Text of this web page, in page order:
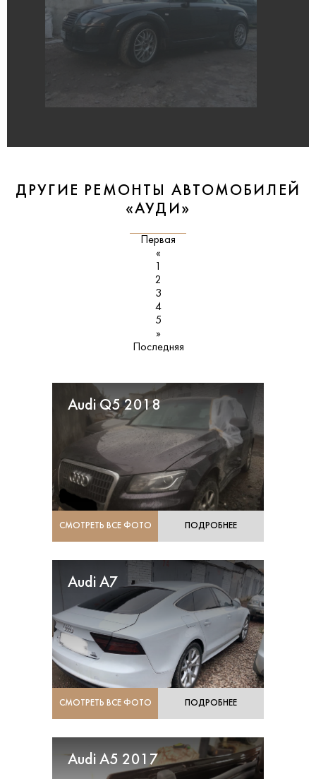
ДРУГИЕ РЕМОНТЫ АВТОМОБИЛЕЙ
«АУДИ»
Первая
«
2
3
4
5
»
Последняя
Audi Q5 2018
СМОТРЕТЬ ВСЕ ФОТО ПОДРОБНЕЕ
Audi A7
СМОТРЕТЬ ВСЕ ФОТО ПОДРОБНЕЕ
Audi A5 2017